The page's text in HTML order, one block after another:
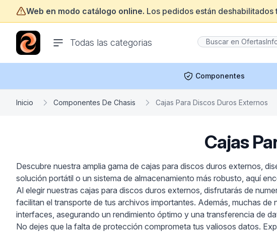
Web en modo catálogo online. Los pedidos están deshabilitados
Todas las categorias
ofertasinformatica.com
Componentes
Inicio Componentes De Chasis Cajas Para Discos Duros Externos
Cajas
Descubre nuestra amplia gama de cajas para discos duros externos,
solución portátil o un sistema de almacenamiento más robusto, aquí
Al elegir nuestras cajas para discos duros externos, disfrutarás de
facilitan el transporte de tus archivos importantes. Además, muchas
interfaces, asegurando un rendimiento óptimo y una transferencia de
No dejes que la falta de protección comprometa tus valiosos datos.